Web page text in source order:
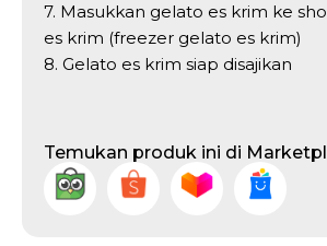
7. Masukkan gelato es krim ke
es krim (freezer gelato es krim)
8. Gelato es krim siap disajikan
Temukan produk ini di